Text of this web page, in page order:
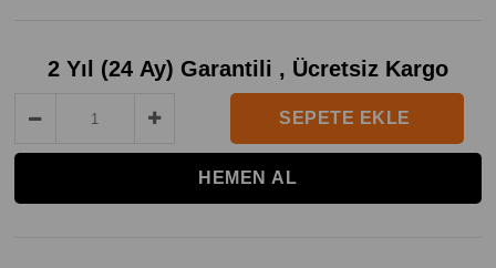
2 Yıl (24 Ay) Garantili , Ücretsiz Kargo